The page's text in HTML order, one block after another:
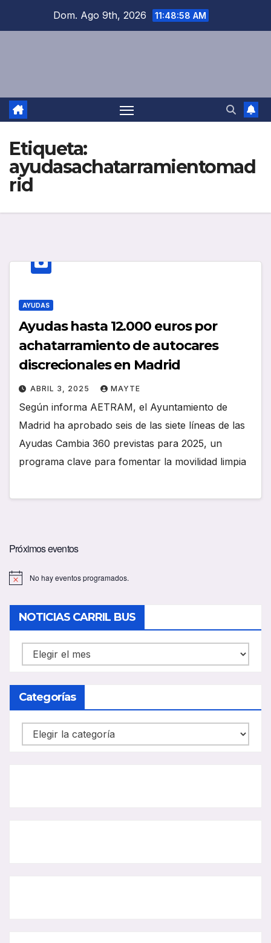
Dom. Ago 9th, 2026 11:48:58 AM
Etiqueta:
ayudasachatarramientomad
rid
AYUDAS
Ayudas hasta 12.000 euros por
achatarramiento de autocares
discrecionales en Madrid
ABRIL 3, 2025 MAYTE
Según informa AETRAM, el Ayuntamiento de
Madrid ha aprobado seis de las siete líneas de las
Ayudas Cambia 360 previstas para 2025, un
programa clave para fomentar la movilidad limpia
Próximos eventos
No hay eventos programados.
NOTICIAS CARRIL BUS
NOTICIAS
CARRIL
BUS
Categorías
Categorías